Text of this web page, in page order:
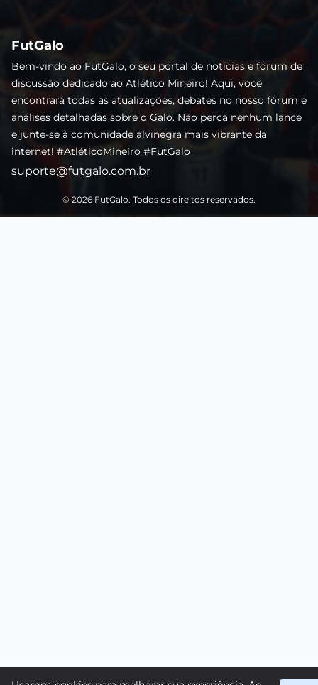
FutGalo
Bem-vindo ao FutGalo, o seu portal de notícias e fórum de
discussão dedicado ao Atlético Mineiro! Aqui, você
encontrará todas as atualizações, debates no nosso fórum e
análises detalhadas sobre o Galo. Não perca nenhum lance
e junte-se à comunidade alvinegra mais vibrante da
internet! #AtléticoMineiro #FutGalo
suporte@futgalo.com.br
© 2026 FutGalo. Todos os direitos reservados.